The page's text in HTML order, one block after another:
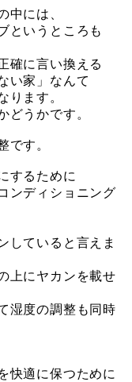
中には、
というところも
確に言い換える
い家」なんて
ります。
どうかです。
です。
するために
ンディショニング
していると言えま
上にヤカンを載せ
湿度の調整も同時
快適に保つために